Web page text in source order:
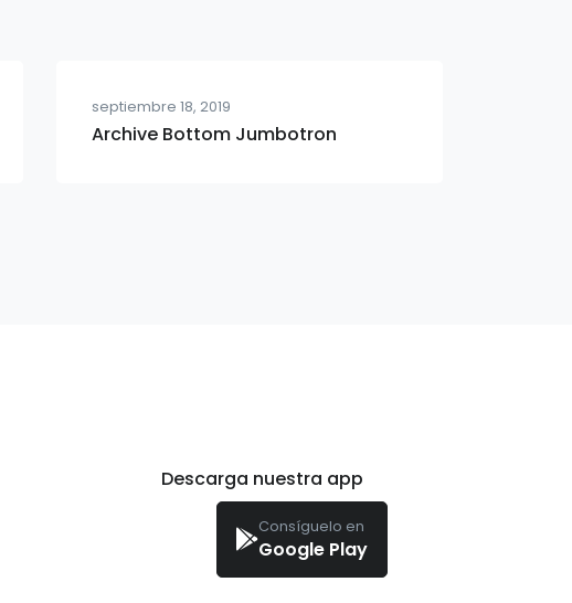
septiembre 18, 2019
Archive Bottom Jumbotron
Descarga nuestra app
Consíguelo en
Google Play